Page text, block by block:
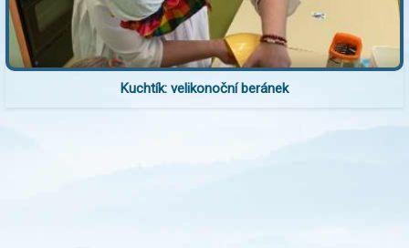
Kuchtík: velikonoční beránek